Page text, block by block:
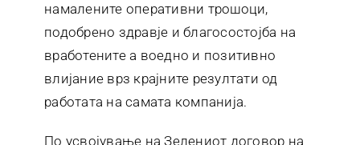
намалените оперативни трошоци,
подобрено здравје и благосостојба на
вработените а воедно и позитивно
влијание врз крајните резултати од
работата на самата компанија.
По усвојување на Зелениот договор на